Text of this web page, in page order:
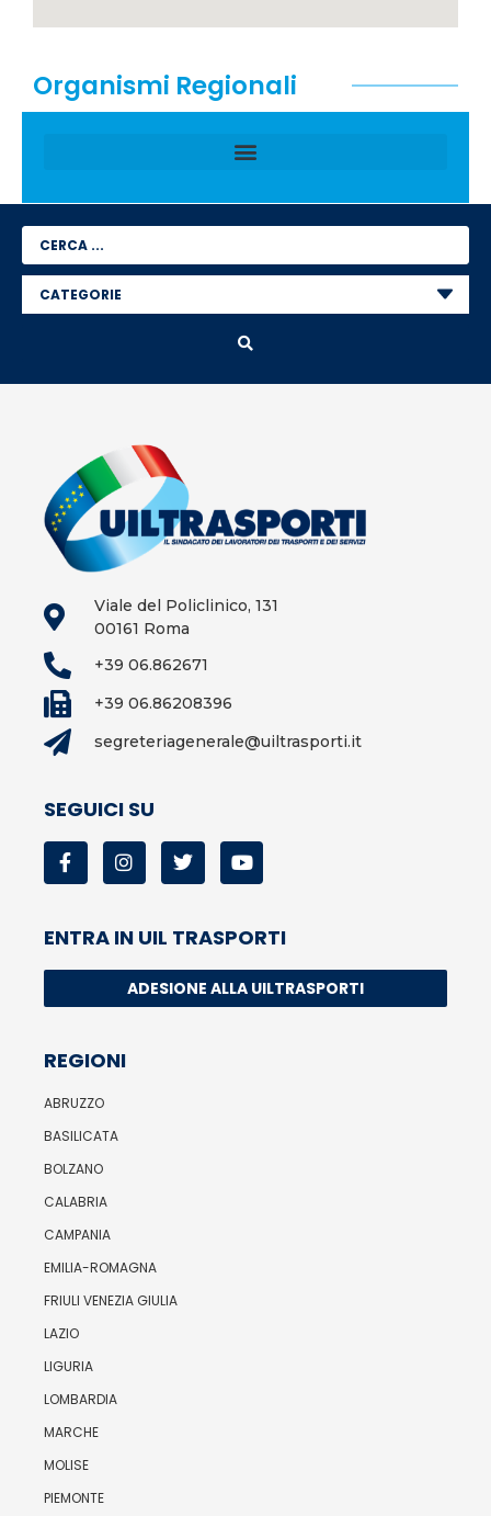
Organismi Regionali
Viale del Policlinico, 131
00161 Roma
+39 06.862671
+39 06.86208396
segreteriagenerale@uiltrasporti.it
SEGUICI SU
ENTRA IN UIL TRASPORTI
ADESIONE ALLA UILTRASPORTI
REGIONI
ABRUZZO
BASILICATA
BOLZANO
CALABRIA
CAMPANIA
EMILIA-ROMAGNA
FRIULI VENEZIA GIULIA
LAZIO
LIGURIA
LOMBARDIA
MARCHE
MOLISE
PIEMONTE